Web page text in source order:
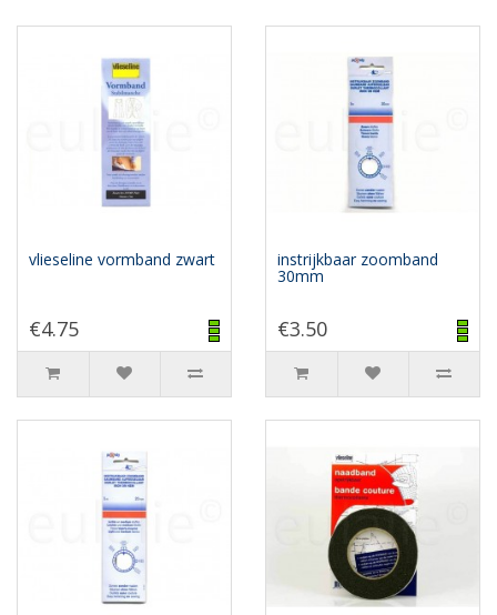
vlieseline vormband zwart
€4.75
instrijkbaar zoomband
30mm
€3.50